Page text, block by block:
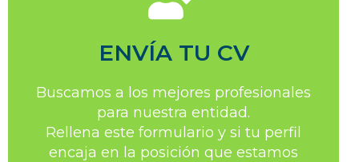
ENVÍA TU CV
Buscamos a los mejores profesionales
para nuestra entidad.
Rellena este formulario y si tu perfil
encaja en la posición que estamos